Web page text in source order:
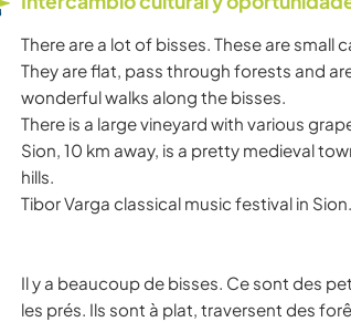
There are a lot of bisses. These are
They are flat, pass through forests and
wonderful walks along the bisses.
There is a large vineyard with various
Sion, 10 km away, is a pretty medieval
hills.
Tibor Varga classical music festival in Sion.
Il y a beaucoup de bisses. Ce sont des
les prés. Ils sont à plat, traversent des